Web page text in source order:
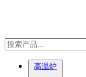
高温炉